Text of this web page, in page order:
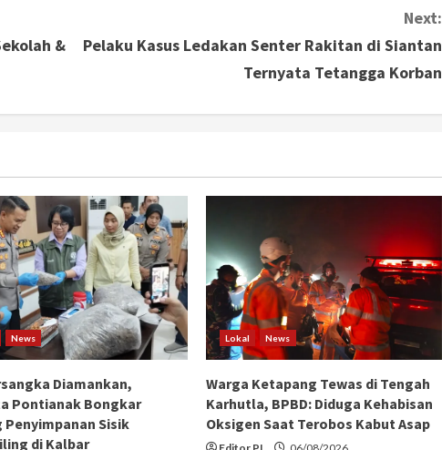
&
Next:
Pelaku Kasus Ledakan Senter Rakitan di Siantan
Ternyata Tetangga Korban
News
Diamankan,
Pontianak Bongkar
Penyimpanan Sisik
di Kalbar
Lokal News
Warga Ketapang Tewas di Tengah
Karhutla, BPBD: Diduga Kehabisan
Oksigen Saat Terobos Kabut Asap